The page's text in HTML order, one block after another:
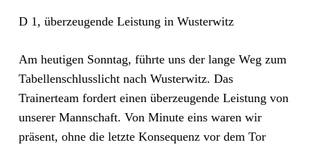
D 1, überzeugende Leistung in Wusterwitz
Am heutigen Sonntag, führte uns der lange Weg zum
Tabellenschlusslicht nach Wusterwitz. Das
Trainerteam fordert einen überzeugende Leistung von
unserer Mannschaft. Von Minute eins waren wir
präsent, ohne die letzte Konsequenz vor dem Tor